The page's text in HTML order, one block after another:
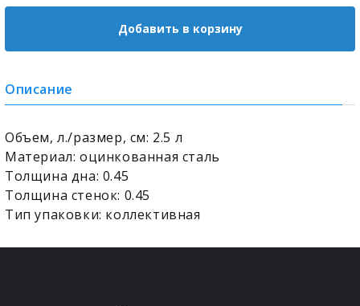
Добавить в корзину
Описание
Объем, л./размер, см: 2.5 л
Материал: оцинкованная сталь
Толщина дна: 0.45
Толщина стенок: 0.45
Тип упаковки: коллективная